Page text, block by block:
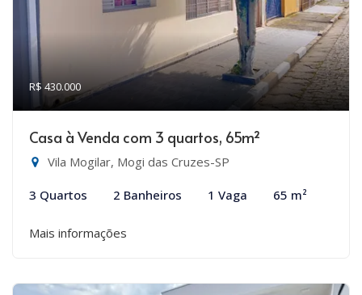
R$ 430.000
Casa à Venda com 3 quartos, 65m²
Vila Mogilar, Mogi das Cruzes-SP
3 Quartos 2 Banheiros 1 Vaga 65 m²
Mais informações